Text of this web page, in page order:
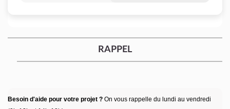
RAPPEL
Besoin d'aide pour votre projet ? On vous rappelle du lundi au vendredi